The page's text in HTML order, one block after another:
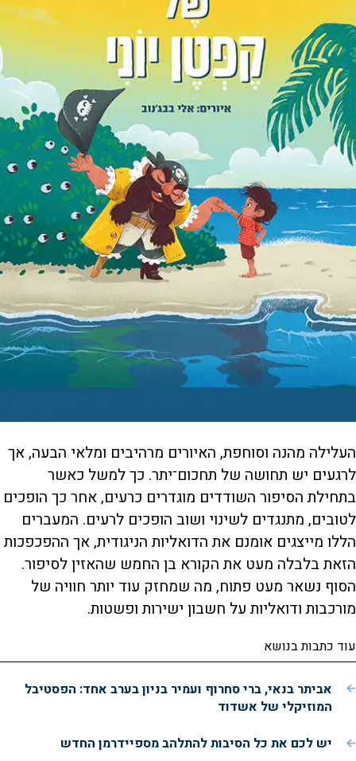
העלילה מהנה וסוחפת, האיורים מרהיבים ומלאי הבעה, אך
לרגעים יש תחושה של תחכום־יתר. כך למשל כאשר
בתחילת הסיפור השודדים מוגדרים כרעים, אחר כך הופכים
לטובים, מתנגדים לשינוי ושוב הופכים לרעים. המעברים
הללו מייצגים אומנם את הדואליות הניגודית, אך ההפכפכות
הזאת בלבלה מעט את הקורא בן החמש שהאזין לסיפור.
הסוף נשאר מעט פתוח, מה שמחזק עוד יותר חוויה של
מורכבות ודואליות על חשבון ישירות ופשטות.
עוד כתבות בנושא
אביתר בנאי, ברי סחרוף ועמיר בניון בערב אחד: הפסטיבל
המוזיקלי של אשדוד
יש לכם את כל הסיבות להתלהב מספיידרמן החדש